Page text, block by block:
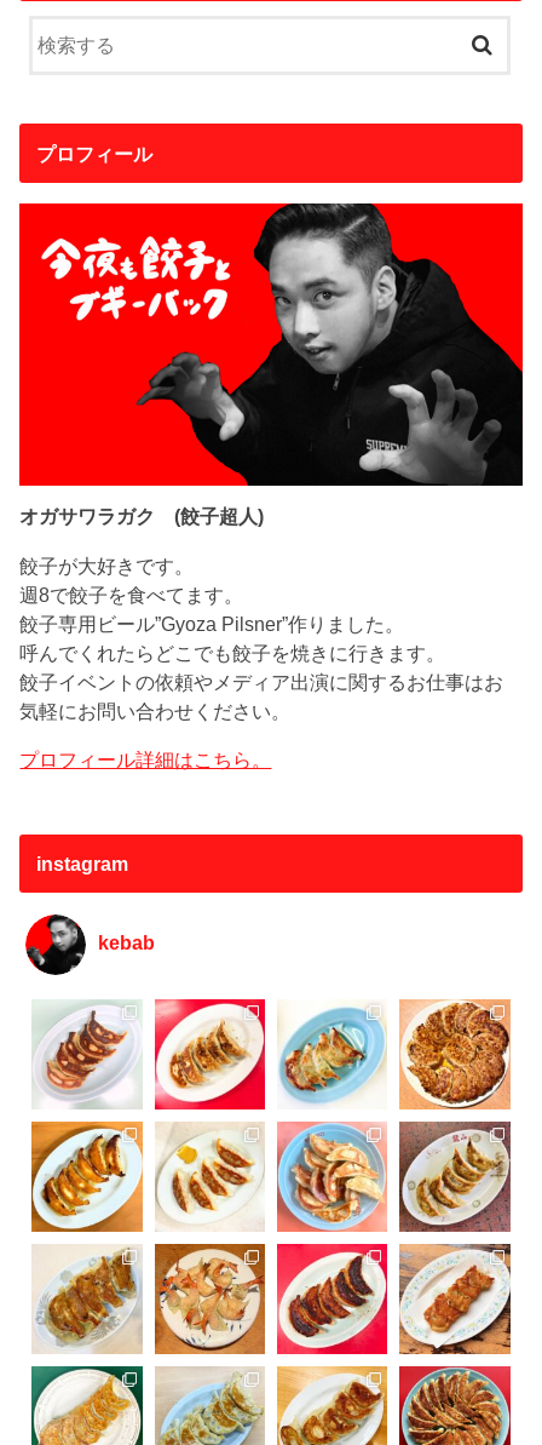
プロフィール
オガサワラガク (餃子超人)
餃子が大好きです。
週8で餃子を食べてます。
餃子専用ビール”Gyoza Pilsner”作りました。
呼んでくれたらどこでも餃子を焼きに行きます。
餃子イベントの依頼やメディア出演に関するお仕事はお
気軽にお問い合わせください。
プロフィール詳細はこちら。
instagram
kebab